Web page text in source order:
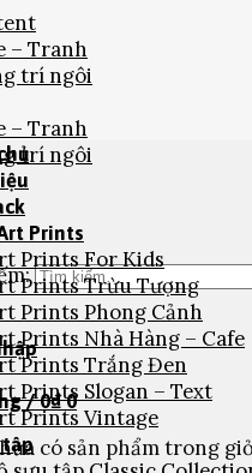
/0₫ 0
có sản phẩm trong
Prints
Prints For Kids
Prints Trừu Tượng
Prints Phong Cảnh
Prints Nhà Hàng – Cafe
Prints Trắng Đen
Prints Slogan – Text
Prints Vintage
tập